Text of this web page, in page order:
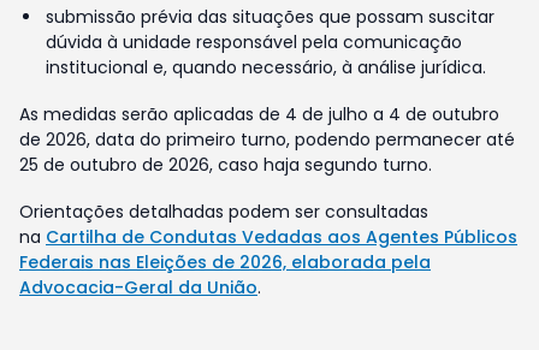
submissão prévia das situações que possam suscitar
dúvida à unidade responsável pela comunicação
institucional e, quando necessário, à análise jurídica.
As medidas serão aplicadas de 4 de julho a 4 de outubro
de 2026, data do primeiro turno, podendo permanecer até
25 de outubro de 2026, caso haja segundo turno.
Orientações detalhadas podem ser consultadas
na Cartilha de Condutas Vedadas aos Agentes Públicos
Federais nas Eleições de 2026, elaborada pela
Advocacia-Geral da União.